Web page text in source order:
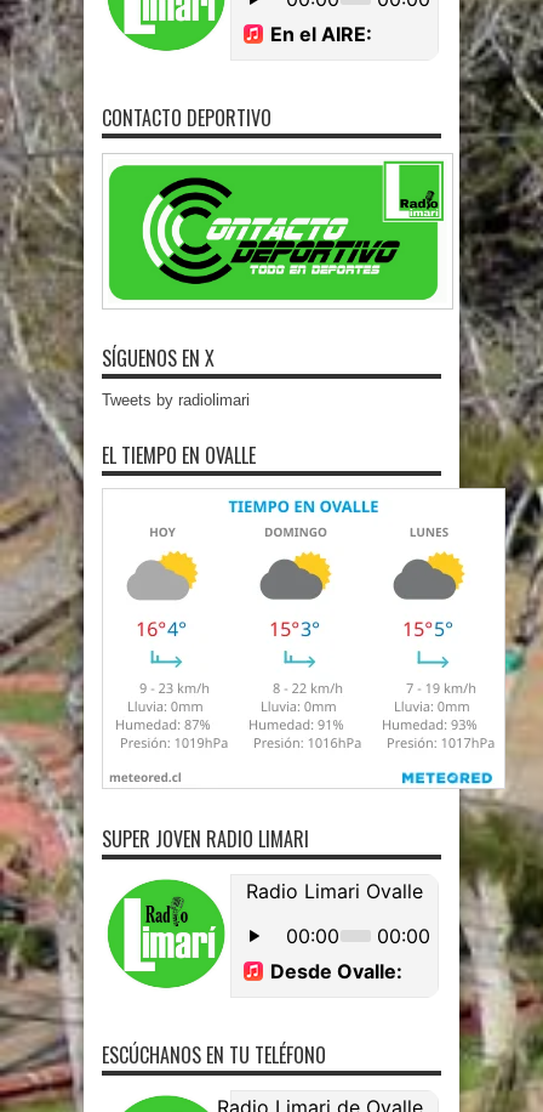
CONTACTO DEPORTIVO
SÍGUENOS EN X
Tweets by radiolimari
EL TIEMPO EN OVALLE
SUPER JOVEN RADIO LIMARI
ESCÚCHANOS EN TU TELÉFONO